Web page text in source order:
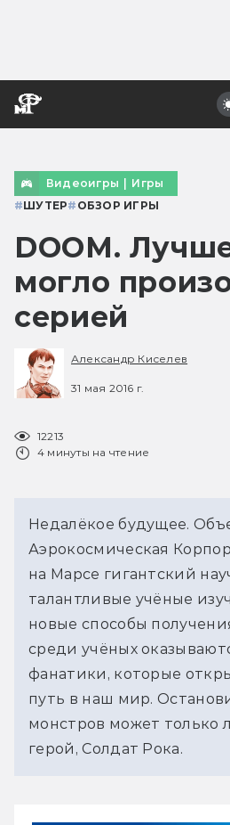
Видеоигры | Игры
#ШУТЕР# ОБЗОР ИГРЫ
DOOM.
могло
серией
Александр Киселев
31 мая 2016 г.
12213
4 минуты на чтение
Недалёкое будущее.
Аэрокосмическая
на Марсе гигантский
талантливые учёные
новые способы
среди учёных
фанатики, которые
путь в наш мир.
монстров может только
герой, Солдат Рока.